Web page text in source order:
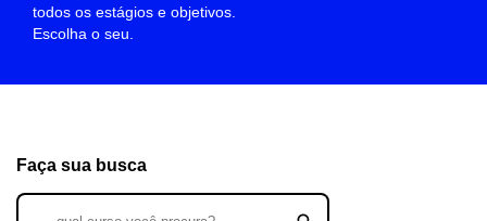
todos os estágios e objetivos.
Escolha o seu.
Faça sua busca